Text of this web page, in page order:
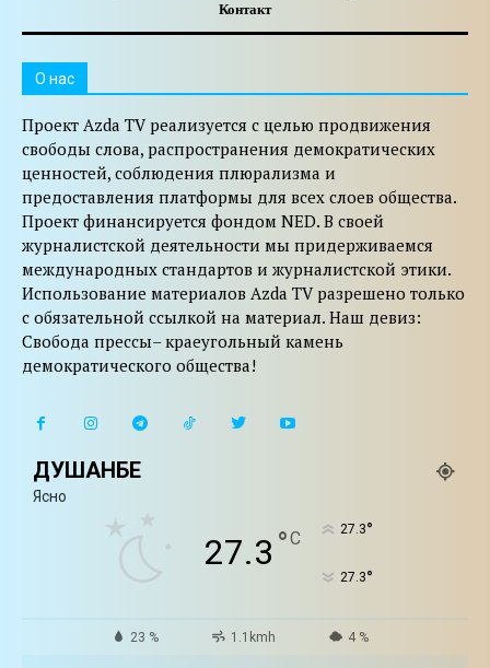
Контакт
O нас
Проект Azda TV реализуется с целью продвижения
свободы слова, распространения демократических
ценностей, соблюдения плюрализма и
предоставления платформы для всех слоев общества.
Проект финансируется фондом NED. В своей
журналистской деятельности мы придерживаемся
международных стандартов и журналистской этики.
Использование материалов Azda TV разрешено только
с обязательной ссылкой на материал. Наш девиз:
Свобода прессы– краеугольный камень
демократического общества!
ДУШАНБЕ
Ясно
27.3 °C 27.3°
27.3°
23 % 1.1kmh 4 %